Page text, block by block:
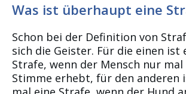
Was ist überhaupt eine
Schon bei der Definition von
sich die Geister. Für die einen ist
Strafe, wenn der Mensch nur
Stimme erhebt, für den anderen